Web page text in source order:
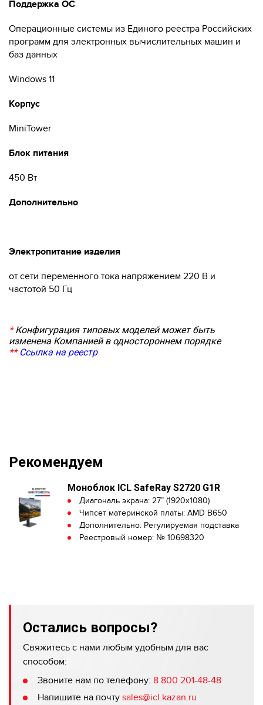
Поддержка ОС
Операционные системы из Единого реестра Российских
программ для электронных вычислительных машин и
баз данных
Windows 11
Корпус
MiniTower
Блок питания
450 Вт
Дополнительно
Электропитание изделия
от сети переменного тока напряжением 220 В и
частотой 50 Гц
*Конфигурация типовых моделей может быть
изменена Компанией в одностороннем порядке
** Ссылка на реестр
Рекомендуем
Моноблок ICL SafeRay S2720 G1R
Диагональ экрана: 27” (1920x1080)
Чипсет материнской платы: AMD B650
Дополнительно: Регулируемая подставка
Реестровый номер: № 10698320
Остались вопросы?
Свяжитесь с нами любым удобным для вас
способом:
Звоните нам по телефону: 8 800 201-48-48
Напишите на почту sales@icl.kazan.ru